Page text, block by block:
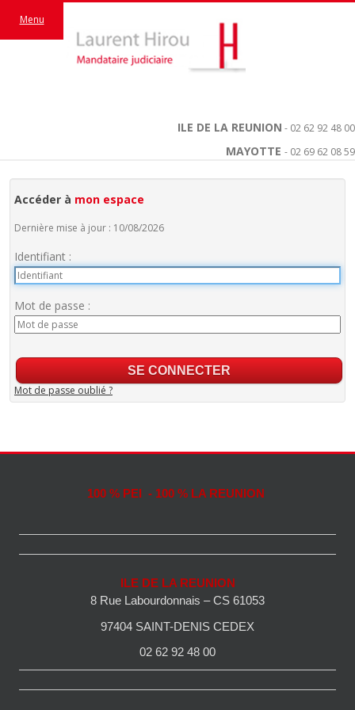
ILE DE LA REUNION - 02 62 92 48 00
MAYOTTE - 02 69 62 08 59
Menu
Accéder à mon espace
Dernière mise à jour : 10/08/2026
Identifiant :
Mot de passe :
Mot de passe oublié ?
100 % PEI - 100 % LA REUNION
ILE DE LA REUNION
8 Rue Labourdonnais – CS 61053
97404 SAINT-DENIS CEDEX
02 62 92 48 00